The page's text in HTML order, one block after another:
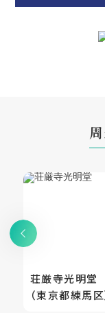
荘厳寺光明堂
（東京都練馬区